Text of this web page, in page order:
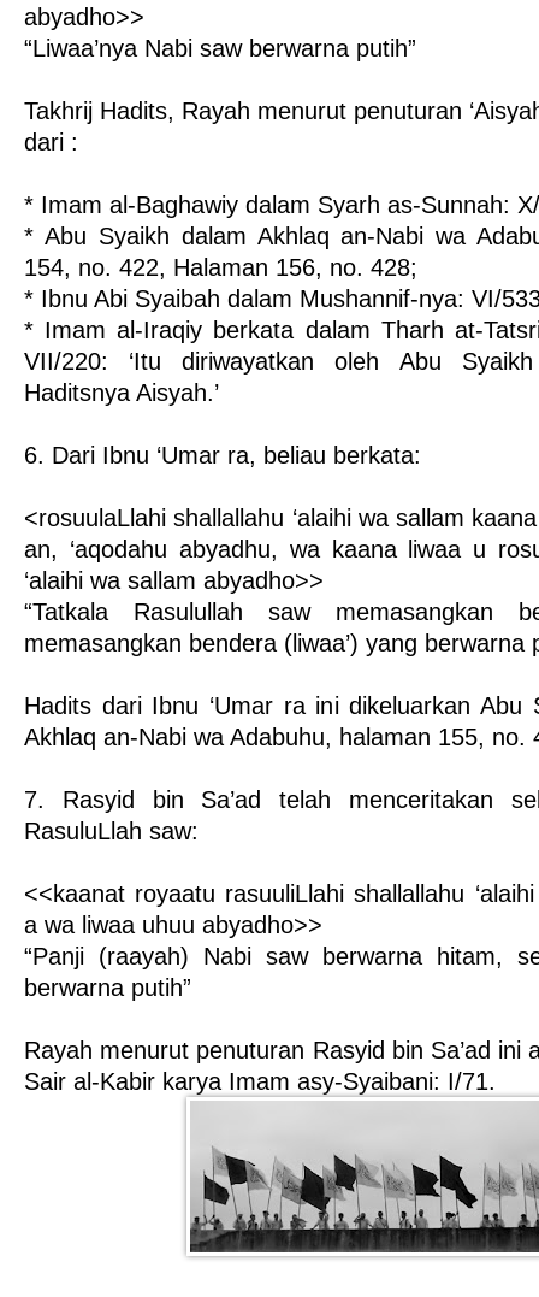
abyadho>>
“Liwaa’nya Nabi saw berwarna putih”
Takhrij Hadits, Rayah menurut penuturan
dari :
* Imam al-Baghawiy dalam Syarh as-Sunnah:
* Abu Syaikh dalam Akhlaq an-Nabi wa
154, no. 422, Halaman 156, no. 428;
* Ibnu Abi Syaibah dalam Mushannif-nya: VI/
* Imam al-Iraqiy berkata dalam Tharh at-
VII/220: ‘Itu diriwayatkan oleh Abu
Haditsnya Aisyah.’
6. Dari Ibnu ‘Umar ra, beliau berkata:
<rosuulaLlahi shallallahu ‘alaihi wa sallam
an, ‘aqodahu abyadhu, wa kaana liwaa u
‘alaihi wa sallam abyadho>>
“Tatkala Rasulullah saw memasangkan
memasangkan bendera (liwaa’) yang berwarna
Hadits dari Ibnu ‘Umar ra ini dikeluarkan Abu
Akhlaq an-Nabi wa Adabuhu, halaman 155, no.
7. Rasyid bin Sa’ad telah menceritakan
RasuluLlah saw:
<<kaanat royaatu rasuuliLlahi shallallahu
a wa liwaa uhuu abyadho>>
“Panji (raayah) Nabi saw berwarna hitam,
berwarna putih”
Rayah menurut penuturan Rasyid bin Sa’ad ini
Sair al-Kabir karya Imam asy-Syaibani: I/71.